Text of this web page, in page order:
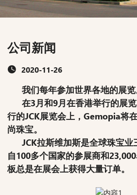
公司新闻
2020-11-26
我们每年参加世界各地的展览
在3月和9月在香港举行的展
行的JCK展览会上，Gemopia将
尚珠宝。
JCK拉斯维加斯是全球珠宝
自100多个国家的参展商和
板总是在展会上获得大量订单。